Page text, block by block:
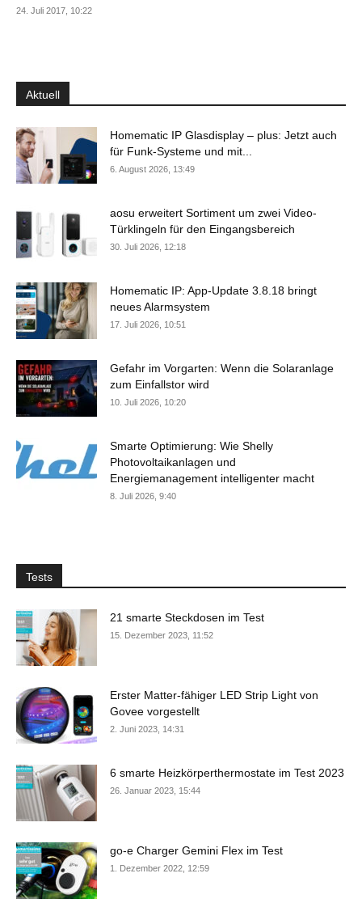
24. Juli 2017, 10:22
Aktuell
Homematic IP Glasdisplay – plus: Jetzt auch
für Funk-Systeme und mit...
6. August 2026, 13:49
aosu erweitert Sortiment um zwei Video-
Türklingeln für den Eingangsbereich
30. Juli 2026, 12:18
Homematic IP: App-Update 3.8.18 bringt
neues Alarmsystem
17. Juli 2026, 10:51
Gefahr im Vorgarten: Wenn die Solaranlage
zum Einfallstor wird
10. Juli 2026, 10:20
Smarte Optimierung: Wie Shelly
Photovoltaikanlagen und
Energiemanagement intelligenter macht
8. Juli 2026, 9:40
Tests
21 smarte Steckdosen im Test
15. Dezember 2023, 11:52
Erster Matter-fähiger LED Strip Light von
Govee vorgestellt
2. Juni 2023, 14:31
6 smarte Heizkörperthermostate im Test 2023
26. Januar 2023, 15:44
go-e Charger Gemini Flex im Test
1. Dezember 2022, 12:59